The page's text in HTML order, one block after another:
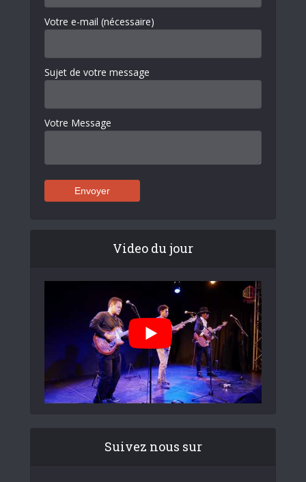
Votre e-mail (nécessaire)
Sujet de votre message
Votre Message
Video du jour
Suivez nous sur